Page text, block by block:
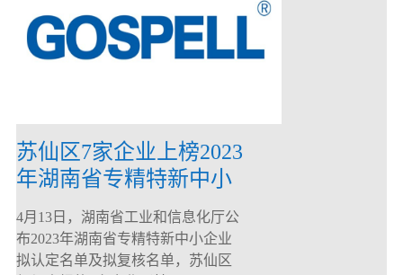
苏仙区7家企业上榜2023
年湖南省专精特新中小
企业
4月13日，湖南省工业和信息化厅公
布2023年湖南省专精特新中小企业
拟认定名单及拟复核名单，苏仙区